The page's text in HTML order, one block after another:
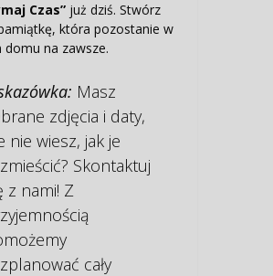
Czas” już dziś. Stwórz
która pozostanie w
domu na zawsze.
Masz
zdjęcia i daty,
nie wiesz, jak je
Skontaktuj
z nami! Z
cały